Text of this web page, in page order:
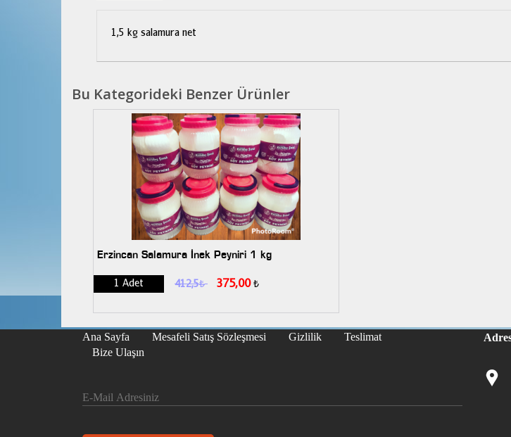
1,5 kg salamura net
Bu Kategorideki Benzer Ürünler
Erzincan Salamura İnek Peyniri 1 kg
1 Adet 412,5₺ 375,00 ₺
Ana Sayfa Mesafeli Satış Sözleşmesi Gizlilik
Teslimat
Bize Ulaşın